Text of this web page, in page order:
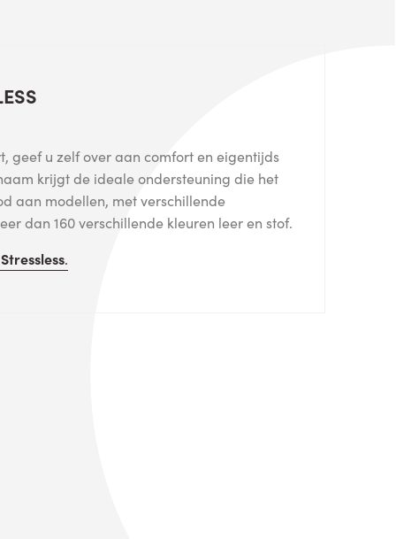
geef u zelf over aan comfort en eigentijds
krijgt de ideale ondersteuning die het
aan modellen, met verschillende
dan 160 verschillende kleuren leer en stof.
Stressless.